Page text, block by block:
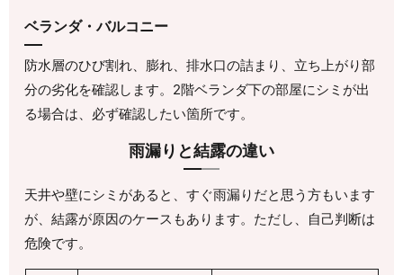
ベランダ・バルコニー
防水層のひび割れ、膨れ、排水口の詰まり、立ち上がり部
分の劣化を確認します。2階ベランダ下の部屋にシミが出
る場合は、必ず確認したい箇所です。
雨漏りと結露の違い
天井や壁にシミがあると、すぐ雨漏りだと思う方もいます
が、結露が原因のケースもあります。ただし、自己判断は
危険です。